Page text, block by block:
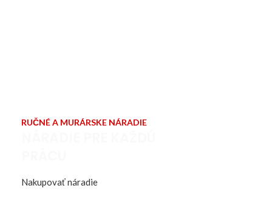
RUČNÉ A MURÁRSKE NÁRADIE
Nakupovať náradie